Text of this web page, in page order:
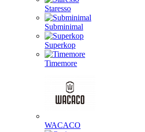
Staresso
Subminimal
Superkop
Timemore
WACACO